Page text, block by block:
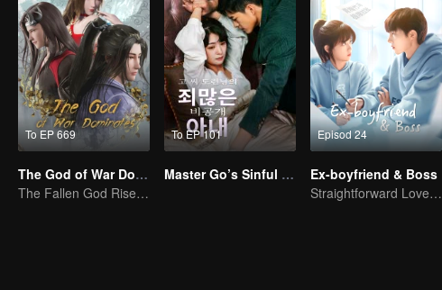
To EP 669
The God of War Dominates
The Fallen God Rises: A Phoenix Reborn
To EP 101
Master Go’s Sinful Secret Wife(Korean Ver.)
Episod 24
Ex-boyfriend & Boss
Straightforward Love: First Love, Don't Run Away